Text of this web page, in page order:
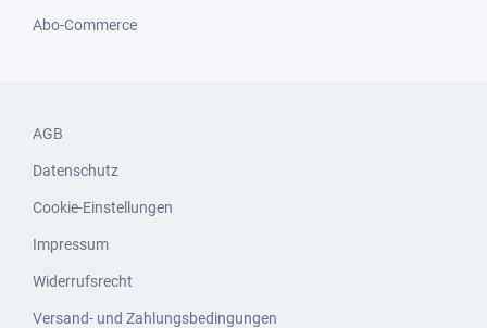
Abo-Commerce
AGB
Datenschutz
Cookie-Einstellungen
Impressum
Widerrufsrecht
Versand- und Zahlungsbedingungen